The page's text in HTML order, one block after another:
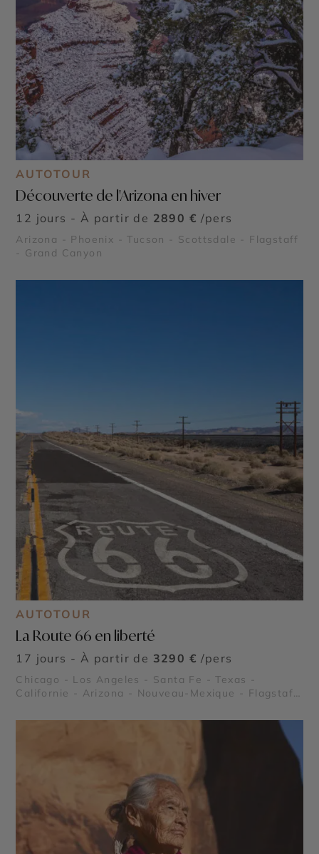
AUTOTOUR
Découverte de l'Arizona en hiver
12 jours - À partir de 2890 € /pers
Arizona - Phoenix - Tucson - Scottsdale - Flagstaff
- Grand Canyon
AUTOTOUR
La Route 66 en liberté
17 jours - À partir de 3290 € /pers
Chicago - Los Angeles - Santa Fe - Texas -
Californie - Arizona - Nouveau-Mexique - Flagstaff